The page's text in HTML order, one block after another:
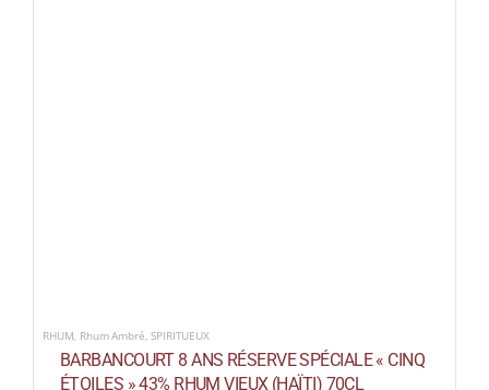
RHUM, Rhum Ambré,SPIRITUEUX
BARBANCOURT 8 ANS RÉSERVE SPÉCIALE « CINQ
ÉTOILES » 43% RHUM VIEUX (HAÏTI) 70CL